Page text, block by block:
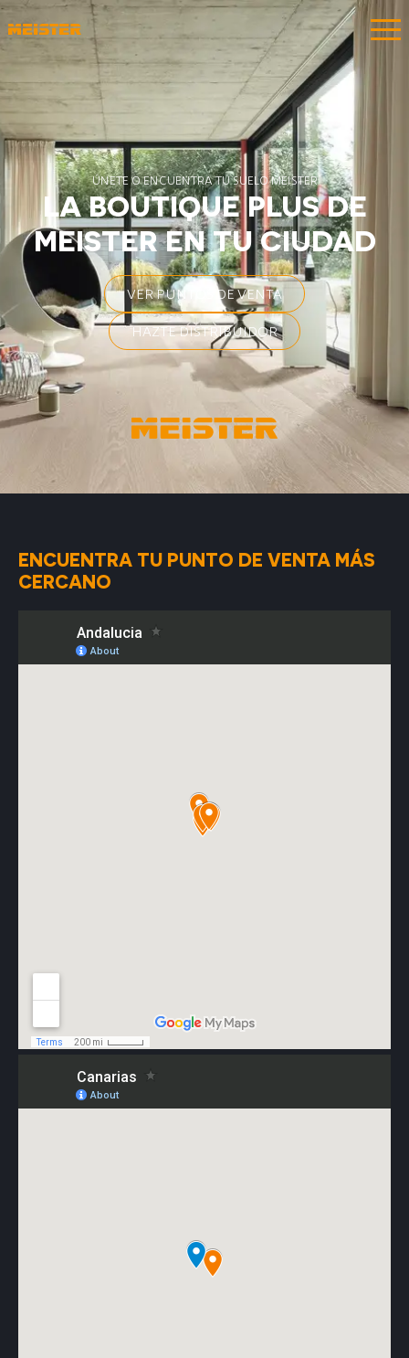
ÚNETE O ENCUENTRA TU SUELO MEISTER
LA BOUTIQUE PLUS DE
MEISTER EN TU CIUDAD
VER PUNTOS DE VENTA
HAZTE DISTRIBUIDOR
ENCUENTRA TU PUNTO DE VENTA MÁS
CERCANO